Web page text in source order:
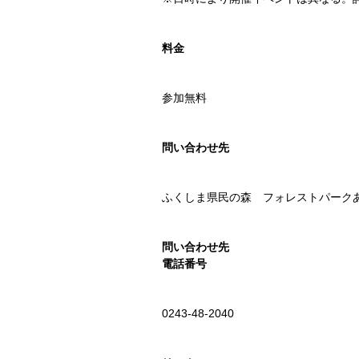
料金
参加無料
問い合わせ先
ふくしま県民の森 フォレストパーク
問い合わせ先
電話番号
0243-48-2040